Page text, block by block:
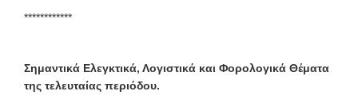
************
Σημαντικά Ελεγκτικά, Λογιστικά και Φορολογικά Θέματα
της τελευταίας περιόδου.